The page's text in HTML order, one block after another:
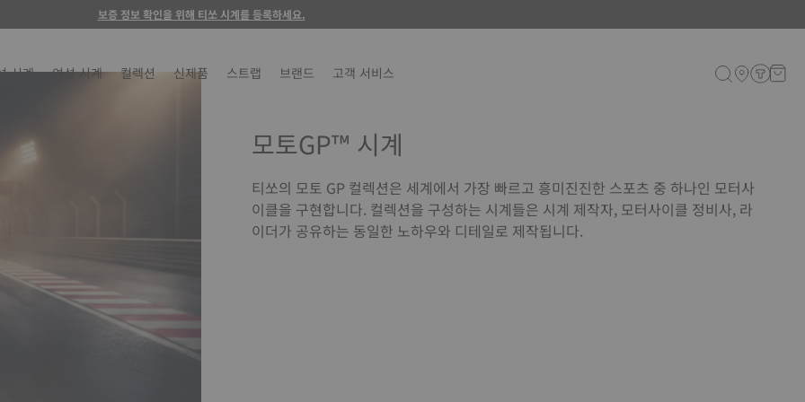
보증 정보 확인을 위해 티쏘 시계를 등록하세요.
시계 여성 시계 컬렉션 신제품 스트랩 브랜드 고객 서비스
모토GP™ 시계
티쏘의 모토 GP 컬렉션은 세계에서 가장 빠르고 흥미진진한 스포츠 중 하나인 모터사
이클을 구현합니다. 컬렉션을 구성하는 시계들은 시계 제작자, 모터사이클 정비사, 라
이더가 공유하는 동일한 노하우와 디테일로 제작됩니다.